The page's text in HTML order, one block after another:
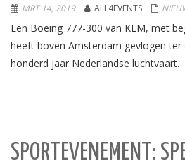
MRT 14, 2019 ALL4EVENTS
Een Boeing 777-300 van KLM, met
heeft boven Amsterdam gevlogen ter
honderd jaar Nederlandse luchtvaart.
SPORTEVENEMENT: